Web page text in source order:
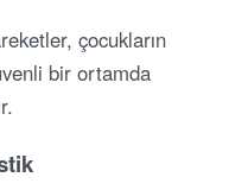
çocukların
bir ortamda